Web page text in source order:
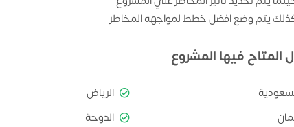
يتم وضع افضل خطط لمواجهه المخاطر
المتاح فيها المشروع
الرياض
الدوحة